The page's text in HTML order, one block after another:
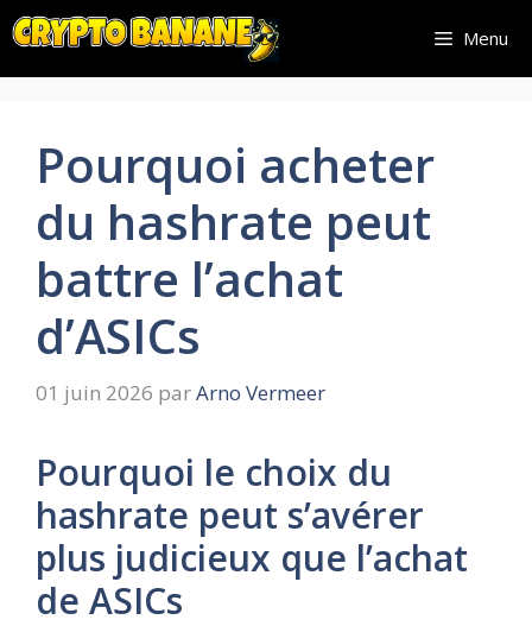
Aller
au
contenu
Menu
Pourquoi acheter
du hashrate peut
battre l’achat
d’ASICs
01 juin 2026 parArno Vermeer
Pourquoi le choix du
hashrate peut s’avérer
plus judicieux que l’achat
de ASICs